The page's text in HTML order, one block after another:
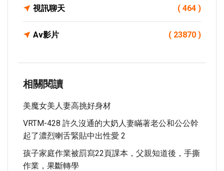
視訊聊天 ( 464 )
Av影片 ( 23870 )
相關閱讀
美魔女美人妻高挑好身材
VRTM-428 許久沒通的大奶人妻瞞著老公和公公幹
起了濃烈喇舌緊貼中出性愛 2
孩子家庭作業被罰寫22頁課本，父親知道後，手撕
作業，果斷轉學